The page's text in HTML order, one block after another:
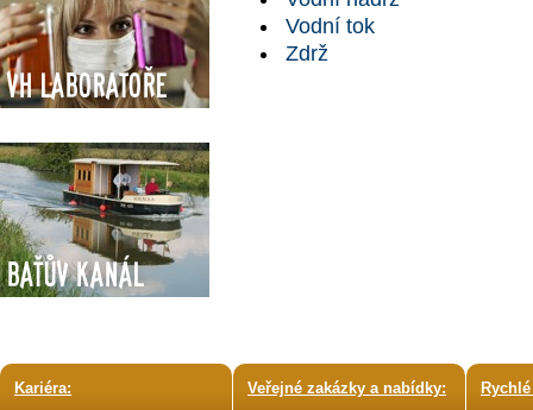
VH Laboratoře
Baťův kanál
Vodní tok
Zdrž
Kariéra:
Veřejné zakázky a nabídky: